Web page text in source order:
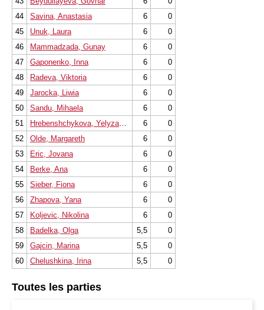
44
Savina, Anastasia 6
0
45
Unuk, Laura 6
0
46
Mammadzada, Gunay 6
0
47
Gaponenko, Inna 6
0
48
Radeva, Viktoria 6
0
49
Jarocka, Liwia 6
0
50
Sandu, Mihaela 6
0
51
Hrebenshchykova, Yelyzaveta 6
0
52
Olde, Margareth 6
0
53
Eric, Jovana 6
0
54
Berke, Ana 6
0
55
Sieber, Fiona 6
0
56
Zhapova, Yana 6
0
57
Koljevic, Nikolina 6
0
58
Badelka, Olga 5,5
0
59
Gajcin, Marina 5,5
0
60
Chelushkina, Irina 5,5 0
Toutes les parties